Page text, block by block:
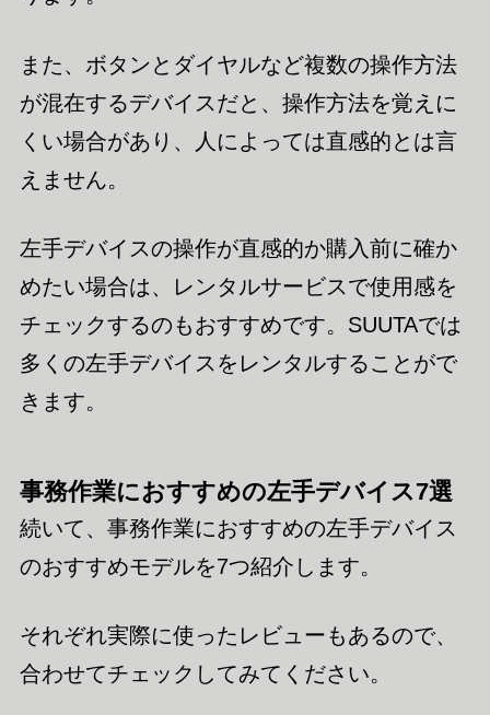
また、ボタンとダイヤルなど複数の操作方法
が混在するデバイスだと、操作方法を覚えに
くい場合があり、人によっては直感的とは言
えません。
左手デバイスの操作が直感的か購入前に確か
めたい場合は、レンタルサービスで使用感を
チェックするのもおすすめです。SUUTAでは
多くの左手デバイスをレンタルすることがで
きます。
事務作業におすすめの左手デバイス7選
続いて、事務作業におすすめの左手デバイス
のおすすめモデルを7つ紹介します。
それぞれ実際に使ったレビューもあるので、
合わせてチェックしてみてください。